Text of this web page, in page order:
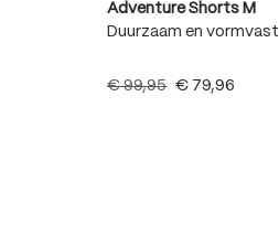
Adventure Shorts M
Duurzaam en vormvast
€ 99,95 € 79,96